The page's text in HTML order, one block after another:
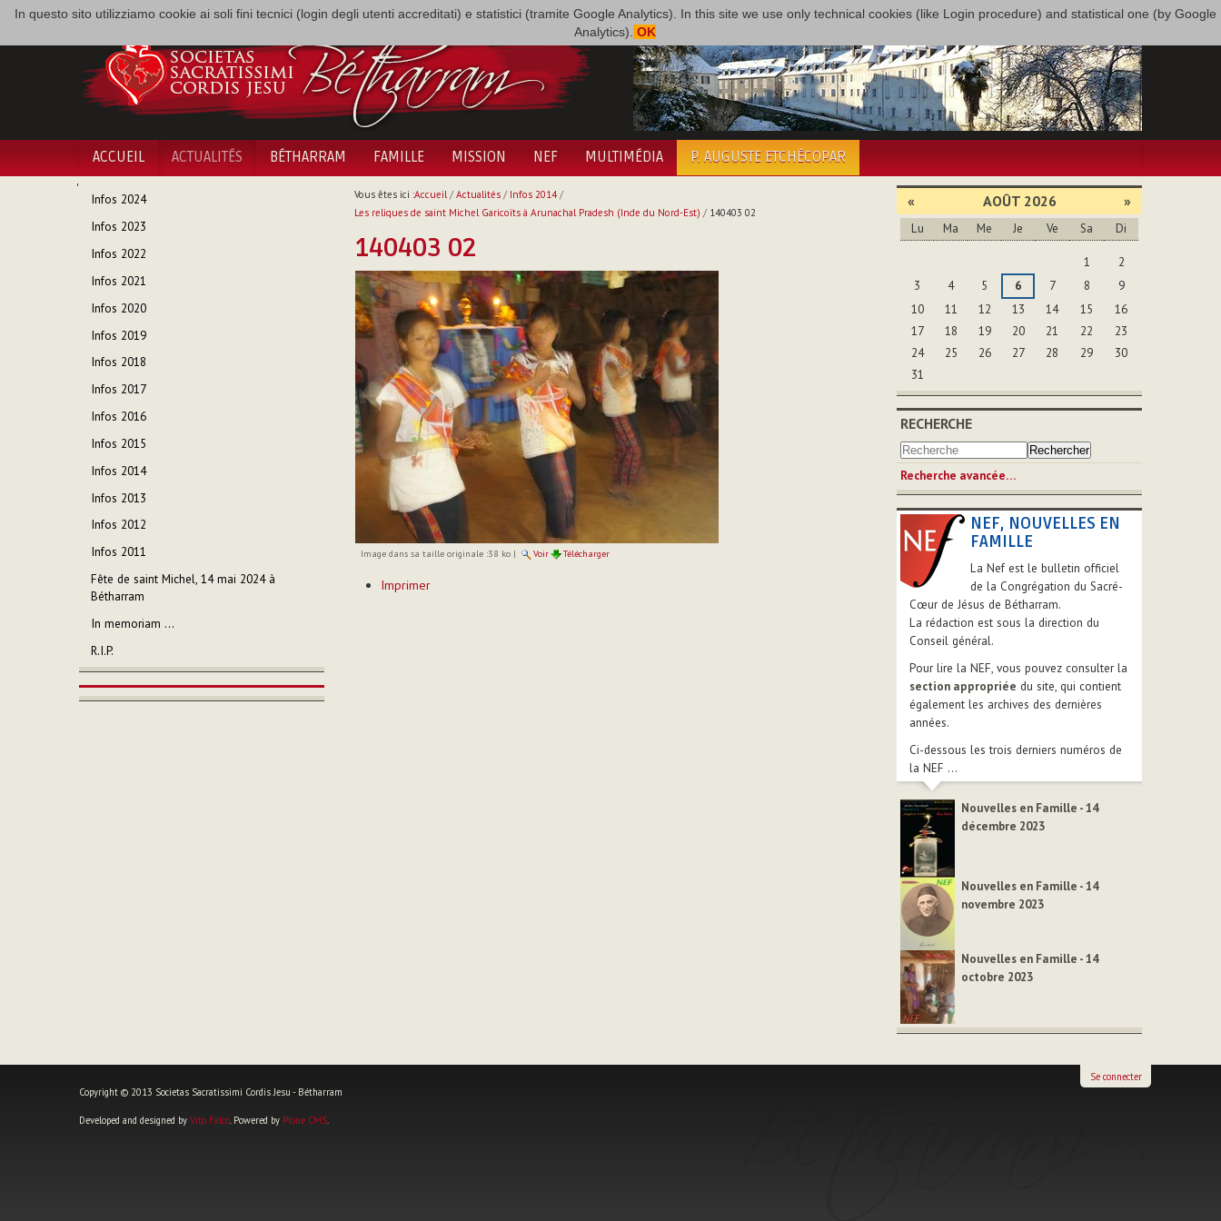
In questo sito utilizziamo cookie ai soli fini tecnici (login degli utenti accreditati) e statistici (tramite Google Analytics). In this site we use only technical cookies (like Login procedure) and statistical one (by Google
Analytics). OK
ACCUEIL ACTUALITÉS BÉTHARRAM FAMILLE MISSION NEF MULTIMÉDIA P. AUGUSTE ETCHÉCOPAR
NAVIGATION
Infos 2024
Infos 2023
Infos 2022
Infos 2021
Infos 2020
Infos 2019
Infos 2018
Infos 2017
Infos 2016
Infos 2015
Infos 2014
Infos 2013
Infos 2012
Infos 2011
Fête de saint Michel, 14 mai 2024 à
Bétharram
In memoriam ...
R.I.P.
Vous êtes ici :Accueil/ Actualités/ Infos 2014/
Les reliques de saint Michel Garicoïts à Arunachal Pradesh (Inde du Nord-Est) / 140403 02
140403 02
Image dans sa taille originale :38 ko| Voir Télécharger
sur
Imprimer
« AOÛT 2026 »
Lu Ma Me Je Ve Sa Di
1
2
3
4 5 6 7 8
9
10
11 12 13 14 15
16
17
18 19 20 21 22
23
24
25 26 27 28 29
30
31
RECHERCHE
Recherche avancée…
NEF, NOUVELLES EN
FAMILLE
La Nef est le bulletin officiel
de la Congrégation du Sacré-
Cœur de Jésus de Bétharram.
La rédaction est sous la direction du
Conseil général.
Pour lire la NEF, vous pouvez consulter la
section appropriée du site, qui contient
également les archives des dernières
années.
Ci-dessous les trois derniers numéros de
la NEF ...
Nouvelles en Famille - 14
décembre 2023
Nouvelles en Famille - 14
novembre 2023
Nouvelles en Famille - 14
octobre 2023
Copyright © 2013 Societas Sacratissimi Cordis Jesu - Bétharram
Developed and designed by Vito Falco. Powered by Plone CMS.
Se connecter